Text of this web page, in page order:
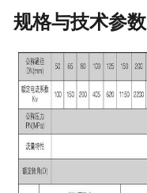
规格与技术参数